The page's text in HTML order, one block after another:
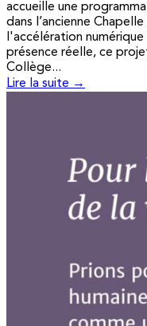
accueille une
dans l’ancienne
l'accélération
présence réelle, ce
Collège...
Lire la suite →